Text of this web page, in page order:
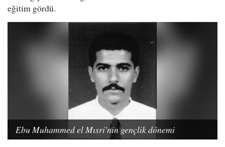
eğitim gördü.
Ebu Muhammed el Mısri'nin gençlik dönemi